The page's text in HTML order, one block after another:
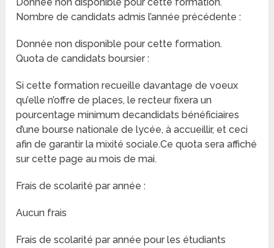
Nombre de candidats admis l’année précédente :
Donnée non disponible pour cette formation.
Quota de candidats boursier :
Si cette formation recueille davantage de voeux
qu’elle n’offre de places, le recteur fixera un
pourcentage minimum decandidats bénéficiaires
d’une bourse nationale de lycée, à accueillir, et ceci
afin de garantir la mixité sociale.Ce quota sera affiché
sur cette page au mois de mai.
Frais de scolarité par année :
Aucun frais
Frais de scolarité par année pour les étudiants